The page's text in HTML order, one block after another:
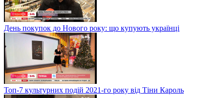
День покупок до Нового року: що купують українці
Топ-7 культурних подій 2021-го року від Тіни Кароль